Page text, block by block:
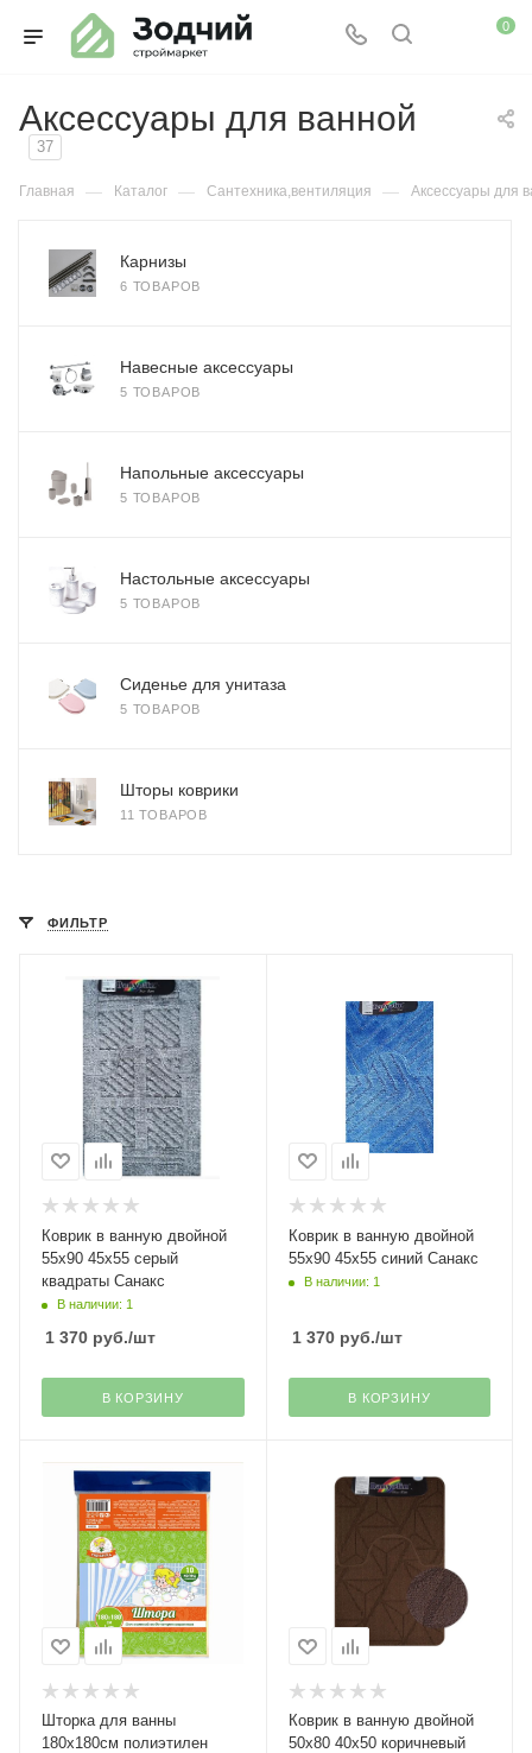
0
Аксессуары для ванной
37
Главная — Каталог — Сантехника,вентиляция — Аксессуары для
Карнизы
6 ТОВАРОВ
Навесные аксессуары
5 ТОВАРОВ
Напольные аксессуары
5 ТОВАРОВ
Настольные аксессуары
5 ТОВАРОВ
Сиденье для унитаза
5 ТОВАРОВ
Шторы коврики
11 ТОВАРОВ
ФИЛЬТР
Коврик в ванную двойной
55х90 45х55 серый
квадраты Санакс
В наличии: 1
1 370 руб./шт
В КОРЗИНУ
Коврик в ванную двойной
55х90 45х55 синий Санакс
В наличии: 1
1 370руб./шт
В КОРЗИНУ
Шторка для ванны
180х180см полиэтилен
Коврик в ванную двойной
50х80 40х50 коричневый